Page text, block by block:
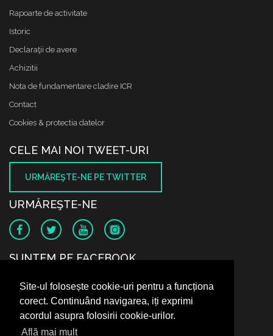
Site-ul folosește cookie-uri pentru a funcționa
corect. Continuând navigarea, iți exprimi
acordul asupra folosirii cookie-urilor.
Află mai mult
Rapoarte de activitate
Istoric
Declaraţii de avere
Achizitii
Nota de fundamentare cladire ICR
Contact
Cookies & protectia datelor
CELE MAI NOI TWEET-URI
URMĂREŞTE-NE PE TWITTER
URMĂREŞTE-NE
SUNTEM PE FACEBOOK